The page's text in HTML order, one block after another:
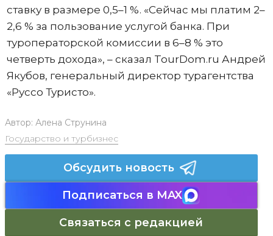
ставку в размере 0,5–1 %. «Сейчас мы платим 2–
2,6 % за пользование услугой банка. При
туроператорской комиссии в 6–8 % это
четверть дохода», – сказал TourDom.ru Андрей
Якубов, генеральный директор турагентства
«Руссо Туристо».
Автор: Алена Струнина
Государство и турбизнес
Обсудить новость
Подписаться в MAX
Связаться с редакцией